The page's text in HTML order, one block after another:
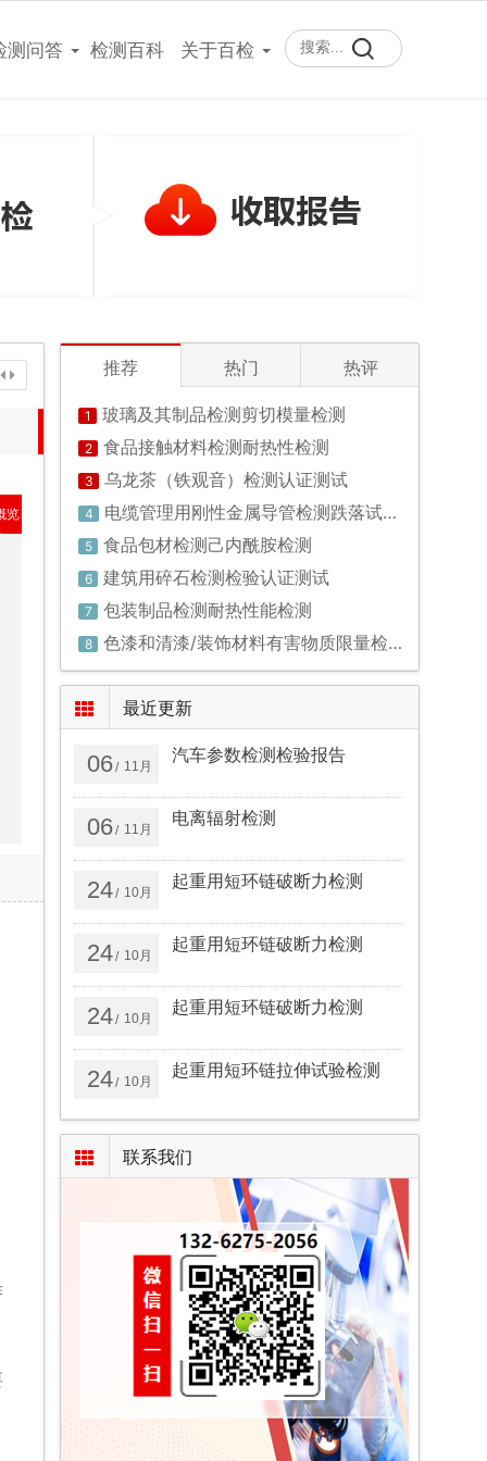
测问答 检测百科 关于百检
览
推荐 热门 热评
1 玻璃及其制品检测剪切模量检测
2 食品接触材料检测耐热性检测
3 乌龙茶（铁观音）检测认证测试
4 电缆管理用刚性金属导管检测跌落试验检测
5 食品包材检测己内酰胺检测
6 建筑用碎石检测检验认证测试
7 包装制品检测耐热性能检测
8 色漆和清漆/装饰材料有害物质限量检测检验认证
最近更新
06/ 11月
汽车参数检测检验报告
06/ 11月
电离辐射检测
24/ 10月
起重用短环链破断力检测
24/ 10月
起重用短环链破断力检测
24/ 10月
起重用短环链破断力检测
24/ 10月
起重用短环链拉伸试验检测
联系我们